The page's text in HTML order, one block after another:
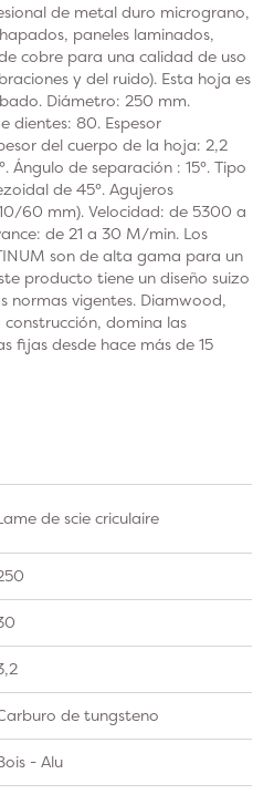
de metal duro micrograno,
paneles laminados,
cobre para una calidad de uso
y del ruido). Esta hoja es
Diámetro: 250 mm.
dientes: 80. Espesor
del cuerpo de la hoja: 2,2
Ángulo de separación : 15°. Tipo
de 45°. Agujeros
60 mm). Velocidad: de 5300 a
de 21 a 30 M/min. Los
son de alta gama para un
producto tiene un diseño suizo
normas vigentes. Diamwood,
domina las
fijas desde hace más de 15
de scie criculaire
de tungsteno
- Alu